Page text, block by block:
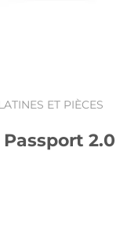
ET PIÈCES
2.0